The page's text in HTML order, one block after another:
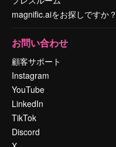
magnific.aiをお探しですか？
お問い合わせ
顧客サポート
Instagram
YouTube
LinkedIn
TikTok
Discord